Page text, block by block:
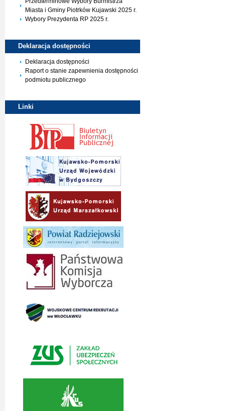
Miasta i Gminy Piotrków Kujawski 2025 r.
Wybory Prezydenta RP 2025 r.
Deklaracja dostępności
Deklaracja dostępności
Raport o stanie zapewnienia dostępności
podmiotu publicznego
Linki